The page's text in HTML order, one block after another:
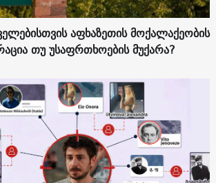
აფხაზეთის მოქალაქეობის
თუ უსაფრთხოების მუქარა?